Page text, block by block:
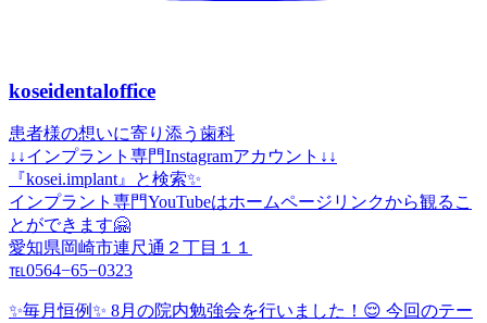
koseidentaloffice
患者様の想いに寄り添う歯科
↓↓インプラント専門Instagramアカウント↓↓
『kosei.implant』と検索✨
インプラント専門YouTubeはホームページリンクから観るこ
とができます🤗
愛知県岡崎市連尺通２丁目１１
℡0564−65−0323
✨毎月恒例✨ 8月の院内勉強会を行いました！😌 今回のテー